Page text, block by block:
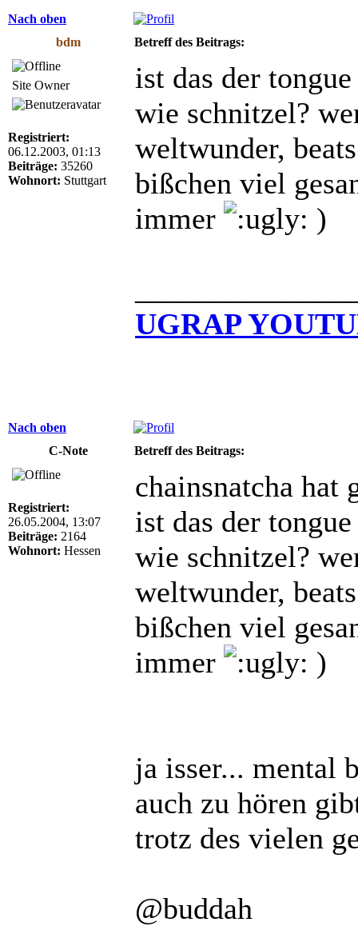
Nach oben
bdm
Betreff des Beitrags:
Site Owner
Registriert:
06.12.2003, 01:13
Beiträge: 35260
Wohnort: Stuttgart
ist das der
wie schnitzel?
weltwunder,
bißchen viel
immer
)
UGRAP
Nach oben
C-Note
Betreff des Beitrags:
Registriert:
26.05.2004, 13:07
Beiträge: 2164
Wohnort: Hessen
chainsnatcha hat
ist das der
wie schnitzel?
weltwunder,
bißchen viel
immer
)
ja isser... mental
auch zu hören
trotz des vielen
@buddah